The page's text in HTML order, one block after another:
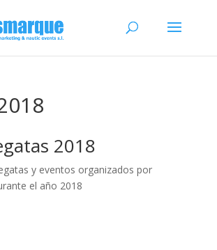
2018
y eventos organizados por
el año 2018